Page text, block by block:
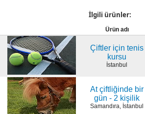
İlgili ürünler:
Ürün adı
Çiftler için tenis
kursu
İstanbul
At çiftliğinde bir
gün - 2 kişilik
Samandıra, İstanbul